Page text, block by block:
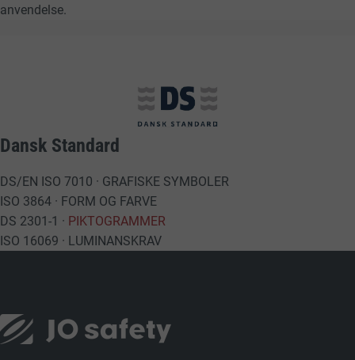
anvendelse.
Dansk Standard
DS/EN ISO 7010 · GRAFISKE SYMBOLER
ISO 3864 · FORM OG FARVE
DS 2301-1 · PIKTOGRAMMER
ISO 16069 · LUMINANSKRAV